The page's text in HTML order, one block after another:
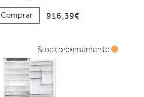
Comprar 916,39€
Stock próximamente